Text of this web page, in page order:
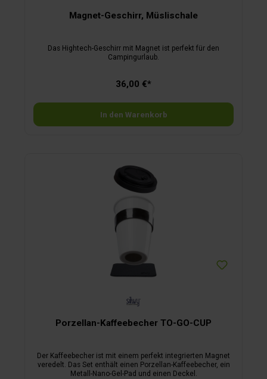
Magnet-Geschirr, Müslischale
Das Hightech-Geschirr mit Magnet ist perfekt für den
Campingurlaub.
36,00 €*
In den Warenkorb
Porzellan-Kaffeebecher TO-GO-CUP
Der Kaffeebecher ist mit einem perfekt integrierten Magnet
veredelt. Das Set enthält einen Porzellan-Kaffeebecher, ein
Metall-Nano-Gel-Pad und einen Deckel.